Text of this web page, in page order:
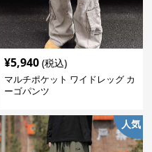
¥5,940 (税込)
マルチポケット ワイドレッグ カ
ーゴパンツ
人気